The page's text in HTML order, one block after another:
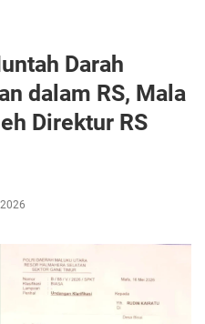
Darah
dalam RS, Mala
Direktur RS